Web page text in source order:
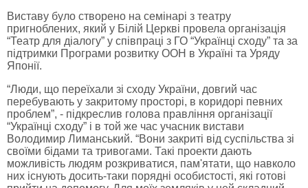
Виставу було створено на семінарі з театру
пригноблених, який у Білій Церкві провела організація
“Театр для діалогу” у співпраці з ГО “Українці сходу” та за
підтримки Програми розвитку ООН в Україні та Уряду
Японії.
“Люди, що переїхали зі сходу України, довгий час
перебувають у закритому просторі, в коридорі певних
проблем”, - підкреслив голова правління організації
“Українці сходу” і в той же час учасник вистави
Володимир Лиманський. “Вони закриті від суспільства зі
своїми бідами та тривогами. Такі проекти дають
можливість людям розкриватися, пам'ятати, що навколо
них існують досить-таки порядні особистості, які готові